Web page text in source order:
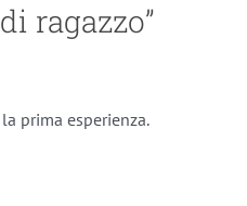
ragazzo”
prima esperienza.